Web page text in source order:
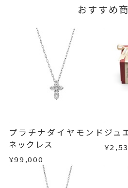
おすすめ
プラチナダイヤモンド
ネックレス
¥99,000
ジュ